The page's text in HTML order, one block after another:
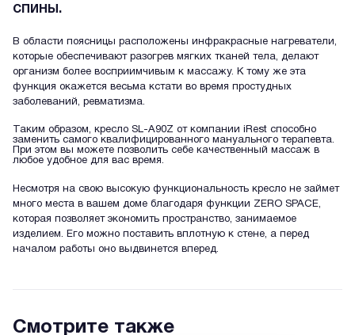
спины.
В области поясницы расположены инфракрасные нагреватели,
которые обеспечивают разогрев мягких тканей тела, делают
организм более восприимчивым к массажу. К тому же эта
функция окажется весьма кстати во время простудных
заболеваний, ревматизма.
Таким образом, кресло SL-A90Z от компании iRest способно
заменить самого квалифицированного мануального терапевта.
При этом вы можете позволить себе качественный массаж в
любое удобное для вас время.
Несмотря на свою высокую функциональность кресло не займет
много места в вашем доме благодаря функции ZERO SPACE,
которая позволяет экономить пространство, занимаемое
изделием. Его можно поставить вплотную к стене, а перед
началом работы оно выдвинется вперед.
Смотрите также